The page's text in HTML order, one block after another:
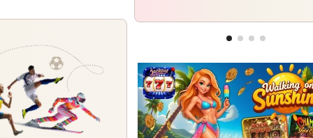
Rückkehr nach Grödig
Fehlstart komplett! Nächste
für St. Pölten